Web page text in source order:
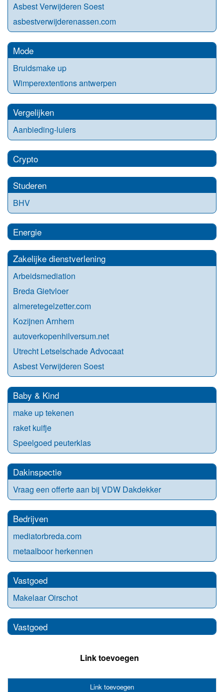
Asbest Verwijderen Soest
asbestverwijderenassen.com
Mode
Bruidsmake up
Wimperextentions antwerpen
Vergelijken
Aanbieding-luiers
Crypto
Studeren
BHV
Energie
Zakelijke dienstverlening
Arbeidsmediation
Breda Gietvloer
almeretegelzetter.com
Kozijnen Arnhem
autoverkopenhilversum.net
Utrecht Letselschade Advocaat
Asbest Verwijderen Soest
Baby & Kind
make up tekenen
raket kuifje
Speelgoed peuterklas
Dakinspectie
Vraag een offerte aan bij VDW Dakdekker
Bedrijven
mediatorbreda.com
metaalboor herkennen
Vastgoed
Makelaar Oirschot
Vastgoed
Link toevoegen
Link toevoegen